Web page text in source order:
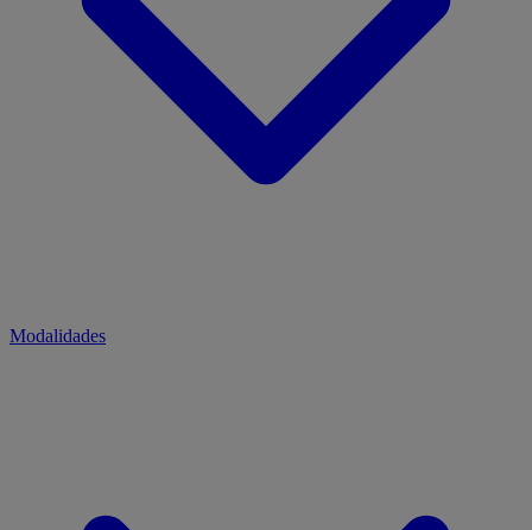
Modalidades